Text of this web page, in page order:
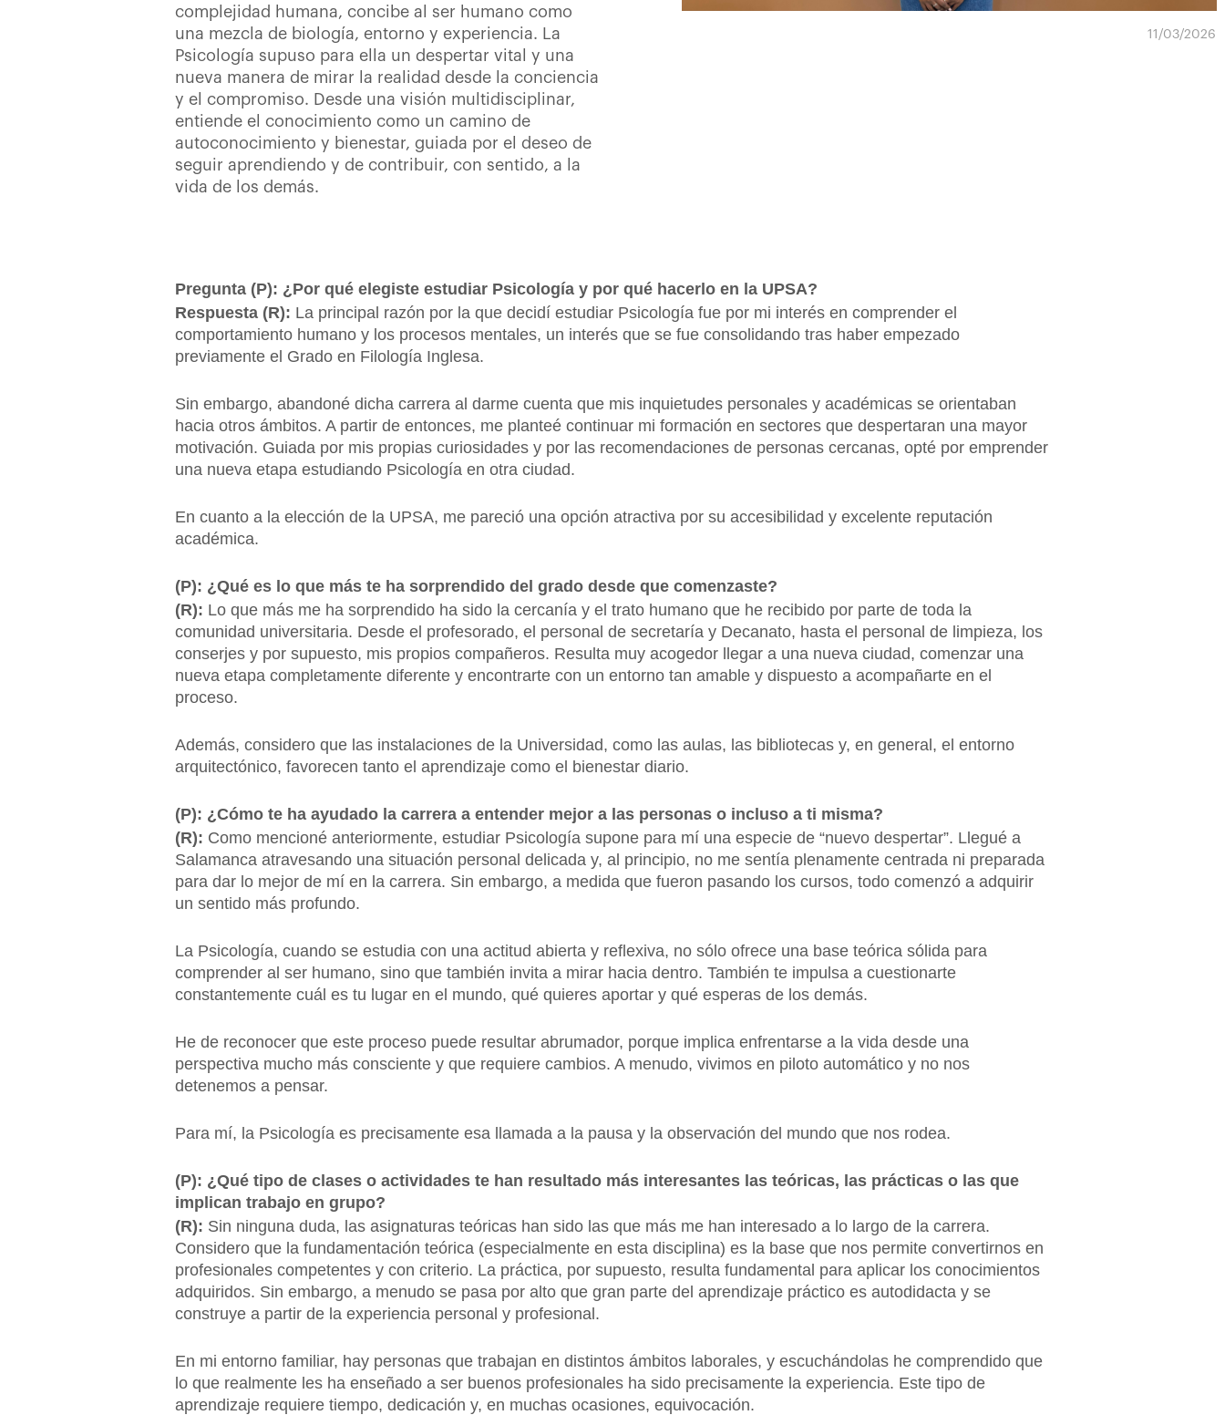
complejidad humana, concibe al ser humano como
una mezcla de biología, entorno y experiencia. La
Psicología supuso para ella un despertar vital y una
nueva manera de mirar la realidad desde la conciencia
y el compromiso. Desde una visión multidisciplinar,
entiende el conocimiento como un camino de
autoconocimiento y bienestar, guiada por el deseo de
seguir aprendiendo y de contribuir, con sentido, a la
vida de los demás.
11/03/2026
Pregunta (P): ¿Por qué elegiste estudiar Psicología y por qué hacerlo en la UPSA?
Respuesta (R): La principal razón por la que decidí estudiar Psicología fue por mi interés en comprender el
comportamiento humano y los procesos mentales, un interés que se fue consolidando tras haber empezado
previamente el Grado en Filología Inglesa.
Sin embargo, abandoné dicha carrera al darme cuenta que mis inquietudes personales y académicas se orientaban
hacia otros ámbitos. A partir de entonces, me planteé continuar mi formación en sectores que despertaran una mayor
motivación. Guiada por mis propias curiosidades y por las recomendaciones de personas cercanas, opté por emprender
una nueva etapa estudiando Psicología en otra ciudad.
En cuanto a la elección de la UPSA, me pareció una opción atractiva por su accesibilidad y excelente reputación
académica.
(P): ¿Qué es lo que más te ha sorprendido del grado desde que comenzaste?
(R): Lo que más me ha sorprendido ha sido la cercanía y el trato humano que he recibido por parte de toda la
comunidad universitaria. Desde el profesorado, el personal de secretaría y Decanato, hasta el personal de limpieza, los
conserjes y por supuesto, mis propios compañeros. Resulta muy acogedor llegar a una nueva ciudad, comenzar una
nueva etapa completamente diferente y encontrarte con un entorno tan amable y dispuesto a acompañarte en el
proceso.
Además, considero que las instalaciones de la Universidad, como las aulas, las bibliotecas y, en general, el entorno
arquitectónico, favorecen tanto el aprendizaje como el bienestar diario.
(P): ¿Cómo te ha ayudado la carrera a entender mejor a las personas o incluso a ti misma?
(R): Como mencioné anteriormente, estudiar Psicología supone para mí una especie de “nuevo despertar”. Llegué a
Salamanca atravesando una situación personal delicada y, al principio, no me sentía plenamente centrada ni preparada
para dar lo mejor de mí en la carrera. Sin embargo, a medida que fueron pasando los cursos, todo comenzó a adquirir
un sentido más profundo.
La Psicología, cuando se estudia con una actitud abierta y reflexiva, no sólo ofrece una base teórica sólida para
comprender al ser humano, sino que también invita a mirar hacia dentro. También te impulsa a cuestionarte
constantemente cuál es tu lugar en el mundo, qué quieres aportar y qué esperas de los demás.
He de reconocer que este proceso puede resultar abrumador, porque implica enfrentarse a la vida desde una
perspectiva mucho más consciente y que requiere cambios. A menudo, vivimos en piloto automático y no nos
detenemos a pensar.
Para mí, la Psicología es precisamente esa llamada a la pausa y la observación del mundo que nos rodea.
(P): ¿Qué tipo de clases o actividades te han resultado más interesantes las teóricas, las prácticas o las que
implican trabajo en grupo?
(R): Sin ninguna duda, las asignaturas teóricas han sido las que más me han interesado a lo largo de la carrera.
Considero que la fundamentación teórica (especialmente en esta disciplina) es la base que nos permite convertirnos en
profesionales competentes y con criterio. La práctica, por supuesto, resulta fundamental para aplicar los conocimientos
adquiridos. Sin embargo, a menudo se pasa por alto que gran parte del aprendizaje práctico es autodidacta y se
construye a partir de la experiencia personal y profesional.
En mi entorno familiar, hay personas que trabajan en distintos ámbitos laborales, y escuchándolas he comprendido que
lo que realmente les ha enseñado a ser buenos profesionales ha sido precisamente la experiencia. Este tipo de
aprendizaje requiere tiempo, dedicación y, en muchas ocasiones, equivocación.